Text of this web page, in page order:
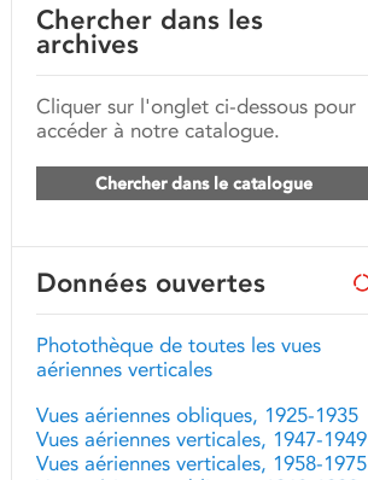
Chercher dans les
archives
Cliquer sur l'onglet ci-dessous pour
accéder à notre catalogue.
Chercher dans le catalogue
Données ouvertes
Photothèque de toutes les vues
aériennes verticales
Vues aériennes obliques, 1925-1935
Vues aériennes verticales, 1947-1949
Vues aériennes verticales, 1958-1975